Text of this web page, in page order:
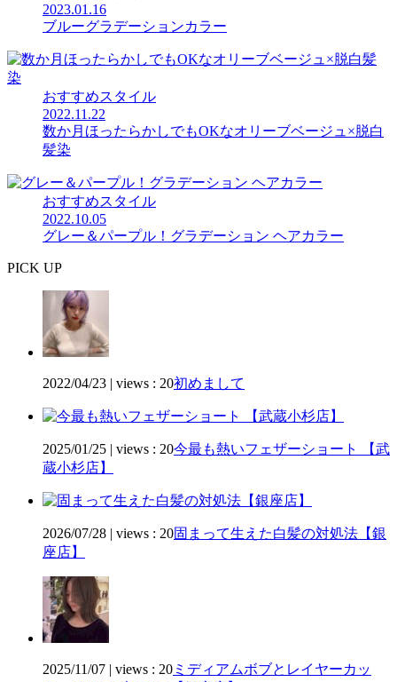
2023.01.16
ブルーグラデーションカラー
おすすめスタイル
2022.11.22
数か月ほったらかしでもOKなオリーブベージュ×脱白
髪染
おすすめスタイル
2022.10.05
グレー＆パープル！グラデーション ヘアカラー
PICK UP
2022/04/23 | views : 20初めまして
2025/01/25 | views : 20今最も熱いフェザーショート 【武
蔵小杉店】
2026/07/28 | views : 20固まって生えた白髪の対処法【銀
座店】
2025/11/07 | views : 20 ミディアムボブとレイヤーカッ